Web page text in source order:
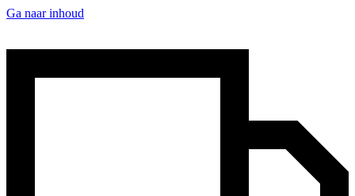
Ga naar inhoud